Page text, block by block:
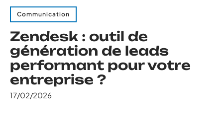
Communication
Zendesk : outil de
génération de leads
performant pour votre
entreprise ?
17/02/2026